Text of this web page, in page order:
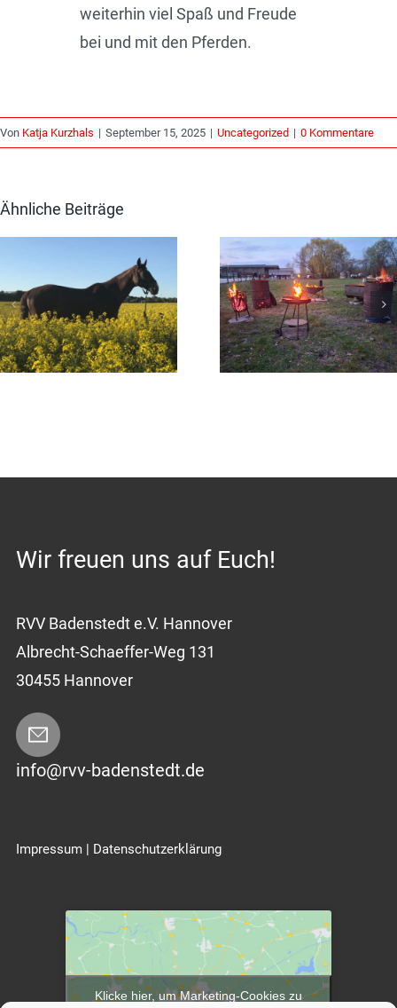
weiterhin viel Spaß und Freude
bei und mit den Pferden.
Von Katja Kurzhals | September 15, 2025 | Uncategorized | 0 Kommentare
Ähnliche Beiträge
Sommerfest
2026
Osterfeuer
Wir freuen uns auf Euch!
RVV Badenstedt e.V. Hannover
Albrecht-Schaeffer-Weg 131
30455 Hannover
info@rvv-badenstedt.de
Impressum| Datenschutzerklärung
Klicke hier, um Marketing-Cookies zu